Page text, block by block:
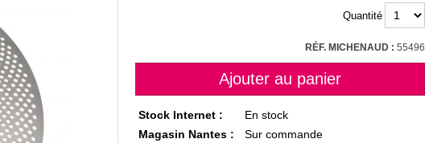
Quantité
RÉF. MICHENAUD : 55496
Stock Internet :
En stock
Magasin Nantes :
Sur commande